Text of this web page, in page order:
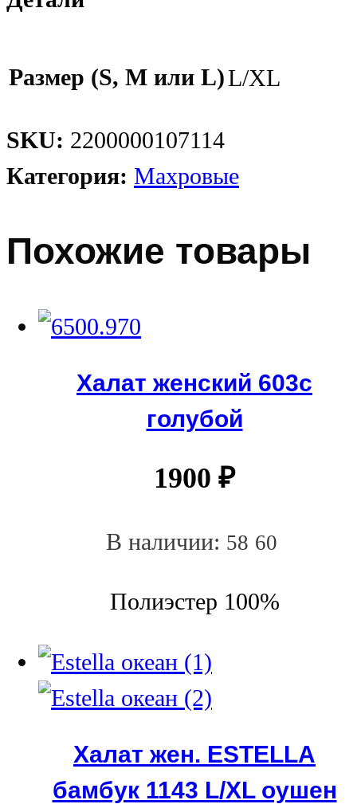
Размер (S, M или L)L/XL
SKU: 2200000107114
Категория: Махровые
Похожие товары
Халат женский 603с
голубой
1900 ₽
В наличии: 58 60
Полиэстер 100%
Халат жен. ESTELLA
бамбук 1143 L/XL оушен